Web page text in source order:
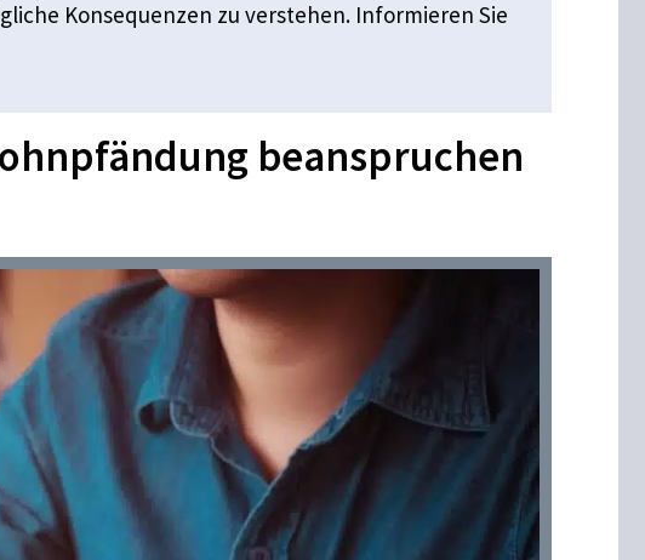
Konsequenzen zu verstehen. Informieren Sie
beanspruchen